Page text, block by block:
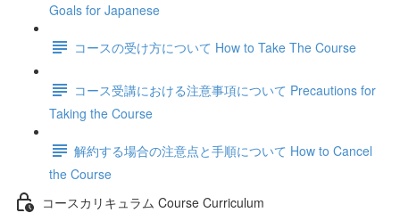
Goals for Japanese
コースの受け方について How to Take The Course
コース受講における注意事項について Precautions for
Taking the Course
解約する場合の注意点と手順について How to Cancel
the Course
コースカリキュラム Course Curriculum